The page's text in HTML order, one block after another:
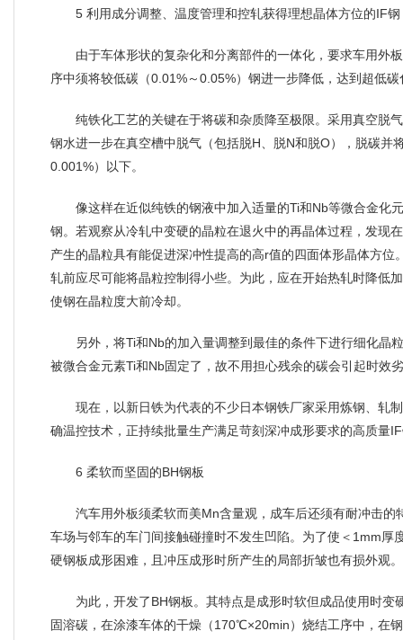
5 利用成分调整、温度管理和控轧获得理想晶体方位的IF
由于车体形状的复杂化和分离部件的一体化，要求车用外
序中须将较低碳（0.01%～0.05%）钢进一步降低，达到超低
纯铁化工艺的关键在于将碳和杂质降至极限。采用真空脱
钢水进一步在真空槽中脱气（包括脱H、脱N和脱O），脱碳并
0.001%）以下。
像这样在近似纯铁的钢液中加入适量的Ti和Nb等微合金化
钢。若观察从冷轧中变硬的晶粒在退火中的再晶体过程，发现
产生的晶粒具有能促进深冲性提高的高r值的四面体形晶体方位
轧前应尽可能将晶粒控制得小些。为此，应在开始热轧时降低
使钢在晶粒度大前冷却。
另外，将Ti和Nb的加入量调整到最佳的条件下进行细化晶
被微合金元素Ti和Nb固定了，故不用担心残余的碳会引起时效
现在，以新日铁为代表的不少日本钢铁厂家采用炼钢、轧
确温控技术，正持续批量生产满足苛刻深冲成形要求的高质量
6 柔软而坚固的BH钢板
汽车用外板须柔软而美Mn含量观，成车后还须有耐冲击的
车场与邻车的车门间接触碰撞时不发生凹陷。为了使＜1mm厚
硬钢板成形困难，且冲压成形时所产生的局部折皱也有损外观
为此，开发了BH钢板。其特点是成形时软但成品使用时变
固溶碳，在涂漆车体的干燥（170℃×20min）烧结工序中，在